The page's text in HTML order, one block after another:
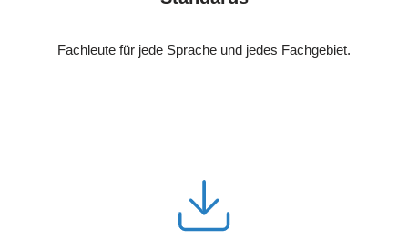
Fachleute für jede Sprache und jedes Fachgebiet.